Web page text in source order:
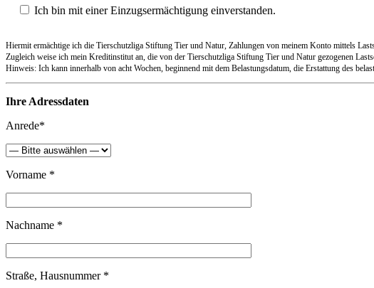
Ich bin mit einer Einzugsermächtigung einverstanden.
Hiermit ermächtige ich die Tierschutzliga Stiftung Tier und Natur, Zahlungen von meinem Konto mittels
Zugleich weise ich mein Kreditinstitut an, die von der Tierschutzliga Stiftung Tier und Natur gezogenen
Hinweis: Ich kann innerhalb von acht Wochen, beginnend mit dem Belastungsdatum, die Erstattung des
Ihre Adressdaten
Anrede*
Vorname *
Nachname *
Straße, Hausnummer *